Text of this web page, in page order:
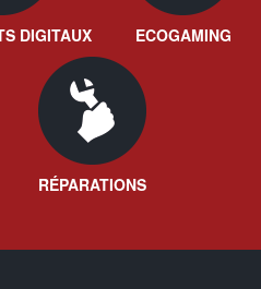
DIGITAUX ECOGAMING
RÉPARATIONS